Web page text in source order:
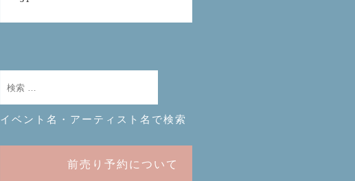
イベント名・アーティスト名で検索
前売り予約について